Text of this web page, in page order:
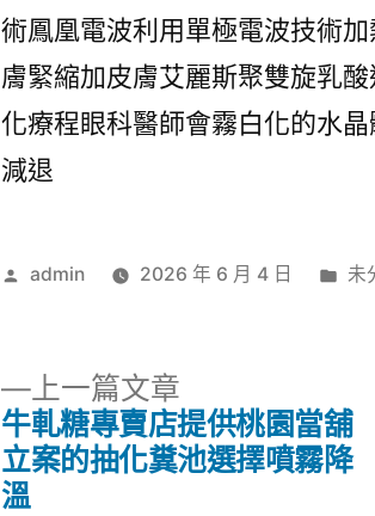
術鳳凰電波利用單極電波技術加
膚緊縮加皮膚艾麗斯聚雙旋乳
化療程眼科醫師會霧白化的水晶
減退
作
admin 2026 年 6 月 4 日
分
未
上一篇文章
一
篇
牛軋糖專賣店提供桃園當舖
立案的抽化糞池選擇噴霧降
溫